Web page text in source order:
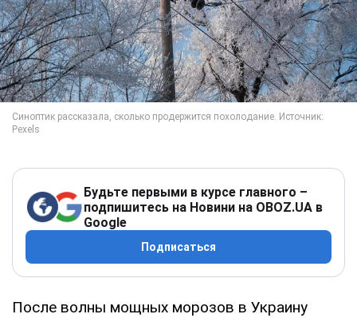
Будьте первыми в курсе главного –
подпишитесь на Новини на OBOZ.UA в
Google
Подписаться
После волны мощных морозов в Украину